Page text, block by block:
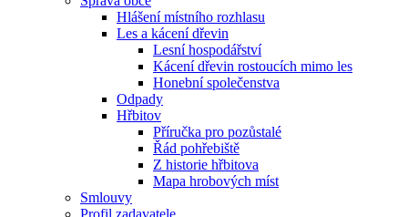
Hlášení místního rozhlasu
Les a kácení dřevin
Lesní hospodářství
Kácení dřevin rostoucích mimo les
Honební společenstva
Odpady
Hřbitov
Příručka pro pozůstalé
Řád pohřebiště
Z historie hřbitova
Mapa hrobových míst
Smlouvy
Profil zadavatele